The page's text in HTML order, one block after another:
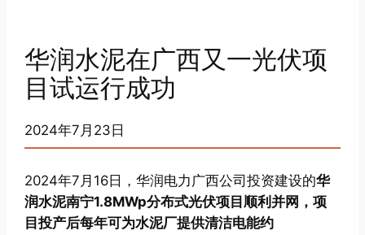
华润水泥在广西又一光伏项
目试运行成功
2024年7月23日
2024年7月16日，华润电力广西公司投资建设的华
润水泥南宁1.8MWp分布式光伏项目顺利并网，项
目投产后每年可为水泥厂提供清洁电能约